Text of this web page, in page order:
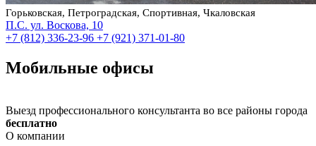
Горьковская, Петроградская, Спортивная, Чкаловская
П.С. ул. Воскова, 10
+7 (812) 336-23-96 +7 (921) 371-01-80
Мобильные офисы
Выезд профессионального консультанта во все районы города
бесплатно
О компании